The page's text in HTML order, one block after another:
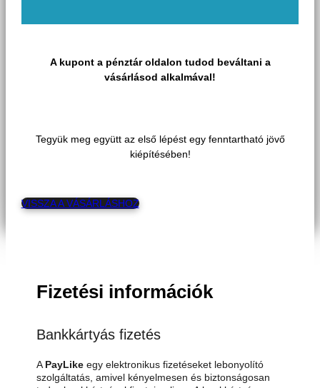
A kupont a pénztár oldalon tudod beváltani a
vásárlásod alkalmával!
Tegyük meg együtt az első lépést egy fenntartható jövő
kiépítésében!
VISSZA A VÁSÁRLÁSHOZ
Fizetési információk
Bankkártyás fizetés
APayLike egy elektronikus fizetéseket lebonyolító
szolgáltatás, amivel kényelmesen és biztonságosan